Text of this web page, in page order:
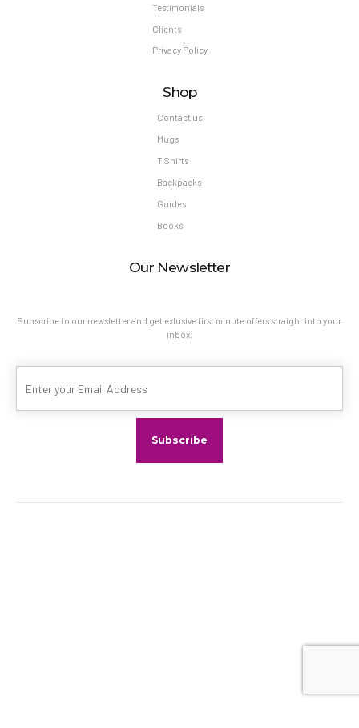
Testimonials
Clients
Privacy Policy
Shop
Contact us
Mugs
T Shirts
Backpacks
Guides
Books
Our Newsletter
Subscribe to our newsletter and get exlusive first minute offers straight into your
inbox.